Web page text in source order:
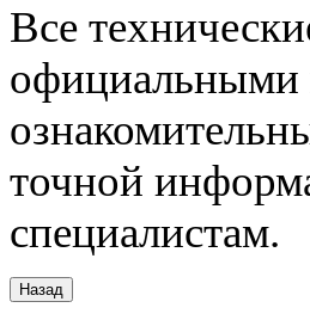
Все
официальными
точной
специалистам.